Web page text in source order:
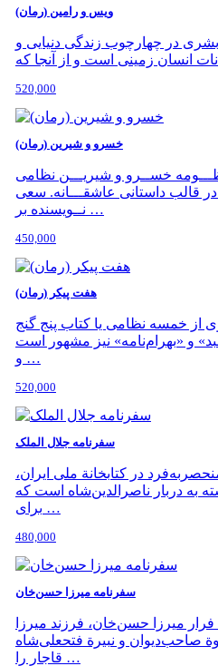
ویس و رامین (رمان)
بشری در چهارچوب زندگی دنیایی و
520,000
خسرو و شیرین (رمان)
خســرو و شیریـــن نظامی
قالب داستانی عاشقـــانه. سعی
نــویسنده بر …
450,000
هفت پیکر (رمان)
از خمسه نظامی یا کتاب پنج گنج
و «بهرام‌نامه» نیز مشهور است
و …
520,000
سفرنامه جلال الملک
در کتابخانة ملی ایران،
به دربار ناصرالدین‌شاه است که
برای …
480,000
سفرنامه میرزا حسن‌خان
فرار میرزا حسن‌خان، فرزند میرزا
صاحب‌دیوان و نبیرة فتحعلی‌شاه
قاجار را …